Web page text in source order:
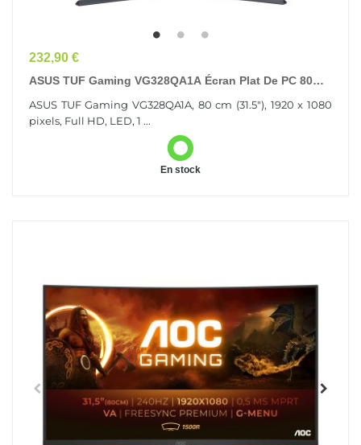
Prix
232,90 €
ASUS TUF Gaming VG328QA1A Écran Plat De PC 80
ASUS TUF Gaming VG328QA1A, 80 cm (31.5"), 1920 x 1080
pixels, Full HD, LED, 1 ...
En stock